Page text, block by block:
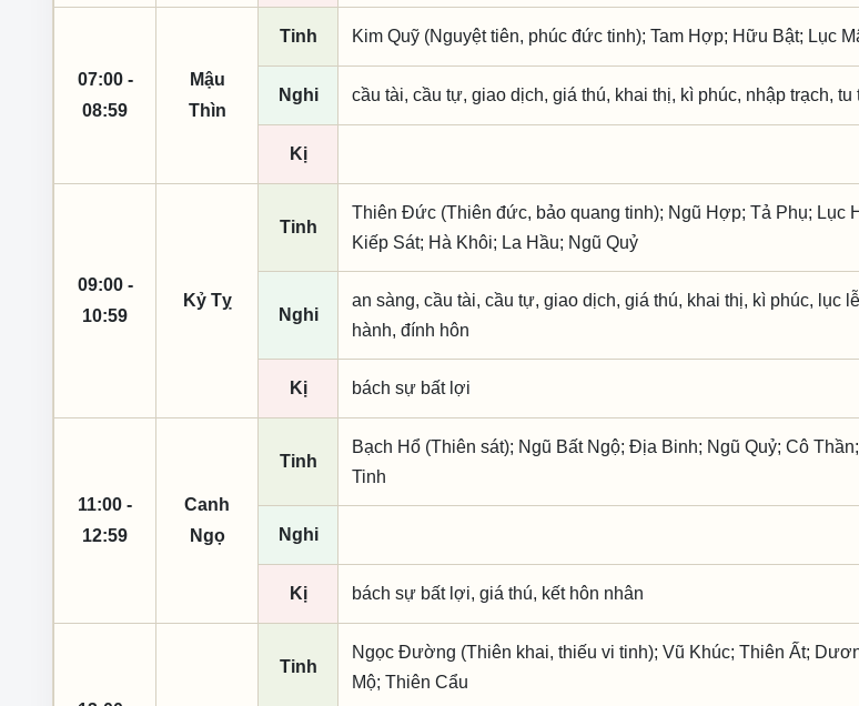
07:00 -
08:59
Mậu
Thìn
Tinh Kim Quỹ (Nguyệt tiên, phúc đức tinh); Tam Hợp; Hữu Bật; Lục
Nghi cầu tài, cầu tự, giao dịch, giá thú, khai thị, kì phúc, nhập trạch, tu
Kị
09:00 -
10:59
Kỷ Tỵ
Tinh
Thiên Đức (Thiên đức, bảo quang tinh); Ngũ Hợp; Tả Phụ; Lục
Kiếp Sát; Hà Khôi; La Hầu; Ngũ Quỷ
Nghi
an sàng, cầu tài, cầu tự, giao dịch, giá thú, khai thị, kì phúc, lục
hành, đính hôn
Kị bách sự bất lợi
11:00 -
12:59
Canh
Ngọ
Tinh
Bạch Hổ (Thiên sát); Ngũ Bất Ngộ; Địa Binh; Ngũ Quỷ; Cô
Tinh
Nghi
Kị bách sự bất lợi, giá thú, kết hôn nhân
Tinh
Ngọc Đường (Thiên khai, thiếu vi tinh); Vũ Khúc; Thiên Ất;
Mộ; Thiên Cẩu